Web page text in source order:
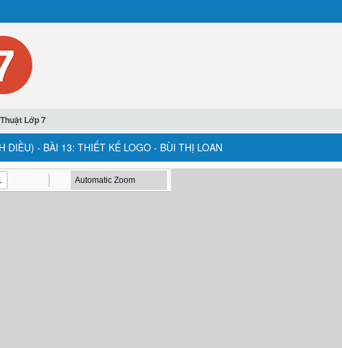
Lớp 7
DIỀU) - BÀI 13: THIẾT KẾ LOGO - BÙI THỊ LOAN